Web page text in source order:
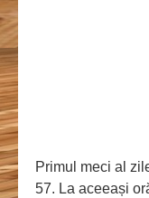
Primul meci al
57. La aceeași